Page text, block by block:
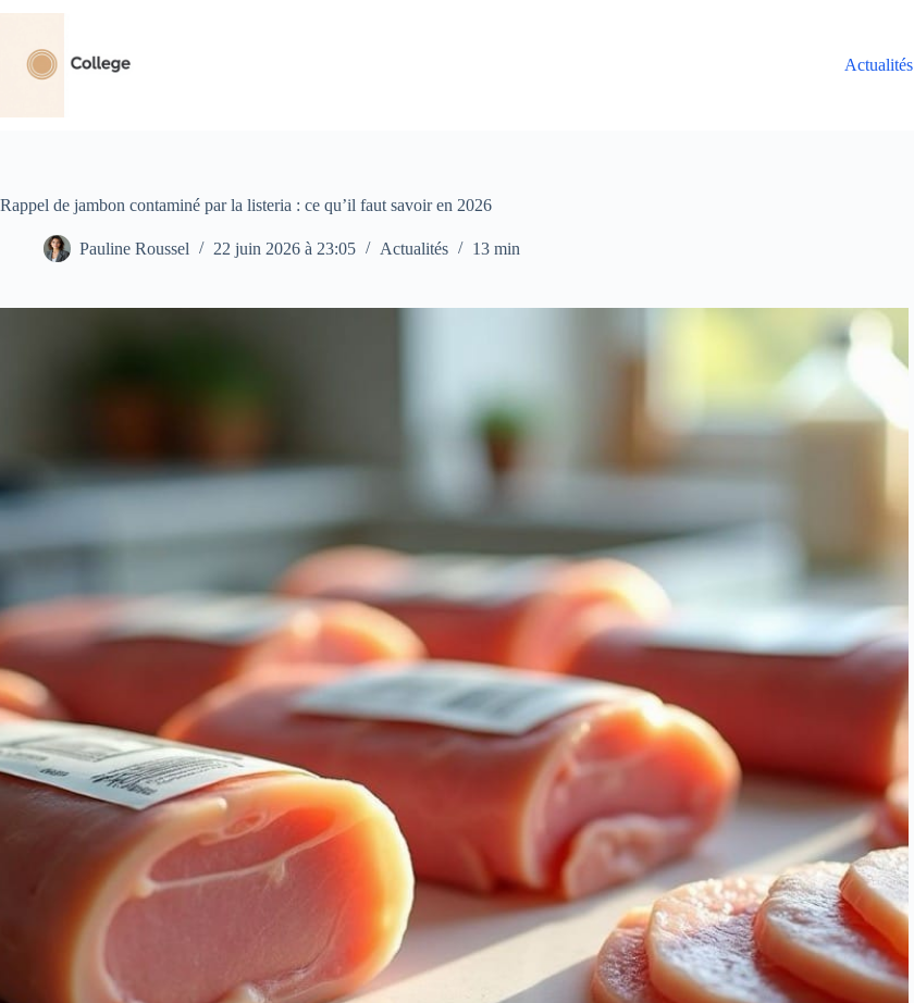
contenu
Actualités
Rappel de jambon contaminé par la listeria : ce qu’il faut savoir en 2026
Pauline Roussel 22 juin 2026 à 23:05 Actualités 13 min